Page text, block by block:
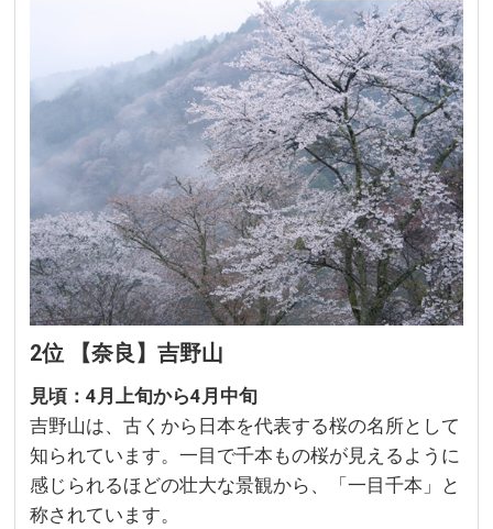
2位 【奈良】吉野山
見頃：4月上旬から4月中旬
吉野山は、古くから日本を代表する桜の名所として
知られています。一目で千本もの桜が見えるように
感じられるほどの壮大な景観から、「一目千本」と
称されています。